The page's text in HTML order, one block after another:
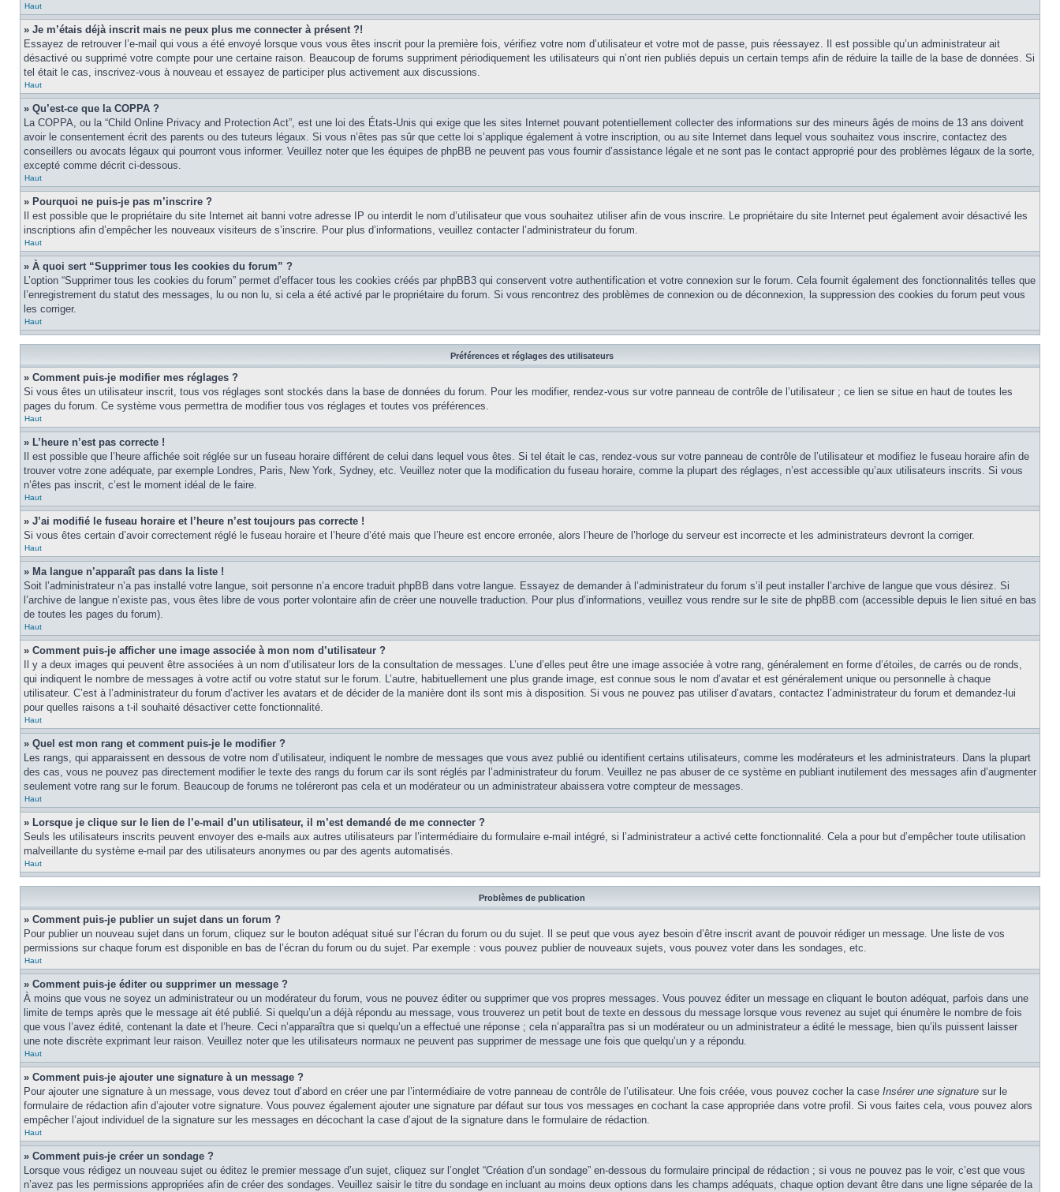
Haut
» Je m’étais déjà inscrit mais ne peux plus me connecter à présent ?!
Essayez de retrouver l’e-mail qui vous a été envoyé lorsque vous vous êtes inscrit pour la première fois, vérifiez votre nom d’utilisateur et votre mot de passe, puis réessayez. Il est possible qu’un administrateur ait
désactivé ou supprimé votre compte pour une certaine raison. Beaucoup de forums suppriment périodiquement les utilisateurs qui n’ont rien publiés depuis un certain temps afin de réduire la taille de la base de données. Si
tel était le cas, inscrivez-vous à nouveau et essayez de participer plus activement aux discussions.
Haut
» Qu’est-ce que la COPPA ?
La COPPA, ou la “Child Online Privacy and Protection Act”, est une loi des États-Unis qui exige que les sites Internet pouvant potentiellement collecter des informations sur des mineurs âgés de moins de 13 ans doivent
avoir le consentement écrit des parents ou des tuteurs légaux. Si vous n’êtes pas sûr que cette loi s’applique également à votre inscription, ou au site Internet dans lequel vous souhaitez vous inscrire, contactez des
conseillers ou avocats légaux qui pourront vous informer. Veuillez noter que les équipes de phpBB ne peuvent pas vous fournir d’assistance légale et ne sont pas le contact approprié pour des problèmes légaux de la sorte,
excepté comme décrit ci-dessous.
Haut
» Pourquoi ne puis-je pas m’inscrire ?
Il est possible que le propriétaire du site Internet ait banni votre adresse IP ou interdit le nom d’utilisateur que vous souhaitez utiliser afin de vous inscrire. Le propriétaire du site Internet peut également avoir désactivé les
inscriptions afin d’empêcher les nouveaux visiteurs de s’inscrire. Pour plus d’informations, veuillez contacter l’administrateur du forum.
Haut
» À quoi sert “Supprimer tous les cookies du forum” ?
L’option “Supprimer tous les cookies du forum” permet d’effacer tous les cookies créés par phpBB3 qui conservent votre authentification et votre connexion sur le forum. Cela fournit également des fonctionnalités telles que
l’enregistrement du statut des messages, lu ou non lu, si cela a été activé par le propriétaire du forum. Si vous rencontrez des problèmes de connexion ou de déconnexion, la suppression des cookies du forum peut vous
les corriger.
Haut
Préférences et réglages des utilisateurs
» Comment puis-je modifier mes réglages ?
Si vous êtes un utilisateur inscrit, tous vos réglages sont stockés dans la base de données du forum. Pour les modifier, rendez-vous sur votre panneau de contrôle de l’utilisateur ; ce lien se situe en haut de toutes les
pages du forum. Ce système vous permettra de modifier tous vos réglages et toutes vos préférences.
Haut
» L’heure n’est pas correcte !
Il est possible que l’heure affichée soit réglée sur un fuseau horaire différent de celui dans lequel vous êtes. Si tel était le cas, rendez-vous sur votre panneau de contrôle de l’utilisateur et modifiez le fuseau horaire afin de
trouver votre zone adéquate, par exemple Londres, Paris, New York, Sydney, etc. Veuillez noter que la modification du fuseau horaire, comme la plupart des réglages, n’est accessible qu’aux utilisateurs inscrits. Si vous
n’êtes pas inscrit, c’est le moment idéal de le faire.
Haut
» J’ai modifié le fuseau horaire et l’heure n’est toujours pas correcte !
Si vous êtes certain d’avoir correctement réglé le fuseau horaire et l’heure d’été mais que l’heure est encore erronée, alors l’heure de l’horloge du serveur est incorrecte et les administrateurs devront la corriger.
Haut
» Ma langue n’apparaît pas dans la liste !
Soit l’administrateur n’a pas installé votre langue, soit personne n’a encore traduit phpBB dans votre langue. Essayez de demander à l’administrateur du forum s’il peut installer l’archive de langue que vous désirez. Si
l’archive de langue n’existe pas, vous êtes libre de vous porter volontaire afin de créer une nouvelle traduction. Pour plus d’informations, veuillez vous rendre sur le site de phpBB.com (accessible depuis le lien situé en bas
de toutes les pages du forum).
Haut
» Comment puis-je afficher une image associée à mon nom d’utilisateur ?
Il y a deux images qui peuvent être associées à un nom d’utilisateur lors de la consultation de messages. L’une d’elles peut être une image associée à votre rang, généralement en forme d’étoiles, de carrés ou de ronds,
qui indiquent le nombre de messages à votre actif ou votre statut sur le forum. L’autre, habituellement une plus grande image, est connue sous le nom d’avatar et est généralement unique ou personnelle à chaque
utilisateur. C’est à l’administrateur du forum d’activer les avatars et de décider de la manière dont ils sont mis à disposition. Si vous ne pouvez pas utiliser d’avatars, contactez l’administrateur du forum et demandez-lui
pour quelles raisons a t-il souhaité désactiver cette fonctionnalité.
Haut
» Quel est mon rang et comment puis-je le modifier ?
Les rangs, qui apparaissent en dessous de votre nom d’utilisateur, indiquent le nombre de messages que vous avez publié ou identifient certains utilisateurs, comme les modérateurs et les administrateurs. Dans la plupart
des cas, vous ne pouvez pas directement modifier le texte des rangs du forum car ils sont réglés par l’administrateur du forum. Veuillez ne pas abuser de ce système en publiant inutilement des messages afin d’augmenter
seulement votre rang sur le forum. Beaucoup de forums ne toléreront pas cela et un modérateur ou un administrateur abaissera votre compteur de messages.
Haut
» Lorsque je clique sur le lien de l’e-mail d’un utilisateur, il m’est demandé de me connecter ?
Seuls les utilisateurs inscrits peuvent envoyer des e-mails aux autres utilisateurs par l’intermédiaire du formulaire e-mail intégré, si l’administrateur a activé cette fonctionnalité. Cela a pour but d’empêcher toute utilisation
malveillante du système e-mail par des utilisateurs anonymes ou par des agents automatisés.
Haut
Problèmes de publication
» Comment puis-je publier un sujet dans un forum ?
Pour publier un nouveau sujet dans un forum, cliquez sur le bouton adéquat situé sur l’écran du forum ou du sujet. Il se peut que vous ayez besoin d’être inscrit avant de pouvoir rédiger un message. Une liste de vos
permissions sur chaque forum est disponible en bas de l’écran du forum ou du sujet. Par exemple : vous pouvez publier de nouveaux sujets, vous pouvez voter dans les sondages, etc.
Haut
» Comment puis-je éditer ou supprimer un message ?
À moins que vous ne soyez un administrateur ou un modérateur du forum, vous ne pouvez éditer ou supprimer que vos propres messages. Vous pouvez éditer un message en cliquant le bouton adéquat, parfois dans une
limite de temps après que le message ait été publié. Si quelqu’un a déjà répondu au message, vous trouverez un petit bout de texte en dessous du message lorsque vous revenez au sujet qui énumère le nombre de fois
que vous l’avez édité, contenant la date et l’heure. Ceci n’apparaîtra que si quelqu’un a effectué une réponse ; cela n’apparaîtra pas si un modérateur ou un administrateur a édité le message, bien qu’ils puissent laisser
une note discrète exprimant leur raison. Veuillez noter que les utilisateurs normaux ne peuvent pas supprimer de message une fois que quelqu’un y a répondu.
Haut
» Comment puis-je ajouter une signature à un message ?
Pour ajouter une signature à un message, vous devez tout d’abord en créer une par l’intermédiaire de votre panneau de contrôle de l’utilisateur. Une fois créée, vous pouvez cocher la case Insérer une signature sur le
formulaire de rédaction afin d’ajouter votre signature. Vous pouvez également ajouter une signature par défaut sur tous vos messages en cochant la case appropriée dans votre profil. Si vous faites cela, vous pouvez alors
empêcher l’ajout individuel de la signature sur les messages en décochant la case d’ajout de la signature dans le formulaire de rédaction.
Haut
» Comment puis-je créer un sondage ?
Lorsque vous rédigez un nouveau sujet ou éditez le premier message d’un sujet, cliquez sur l’onglet “Création d’un sondage” en-dessous du formulaire principal de rédaction ; si vous ne pouvez pas le voir, c’est que vous
n’avez pas les permissions appropriées afin de créer des sondages. Veuillez saisir le titre du sondage en incluant au moins deux options dans les champs adéquats, chaque option devant être dans une ligne séparée de la